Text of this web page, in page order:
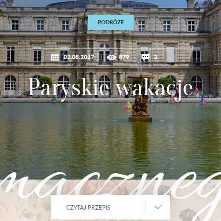
PODRÓŻE
02.08.2017 879 2
Paryskie wakacje
CZYTAJ PRZEPIS